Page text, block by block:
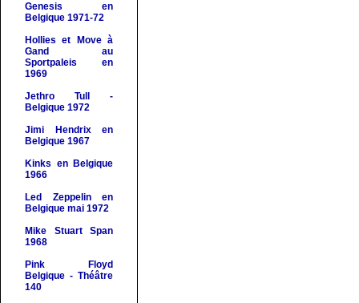
Genesis en
Belgique 1971-72
Hollies et Move à
Gand au
Sportpaleis en
1969
Jethro Tull -
Belgique 1972
Jimi Hendrix en
Belgique 1967
Kinks en Belgique
1966
Led Zeppelin en
Belgique mai 1972
Mike Stuart Span
1968
Pink Floyd
Belgique - Théâtre
140